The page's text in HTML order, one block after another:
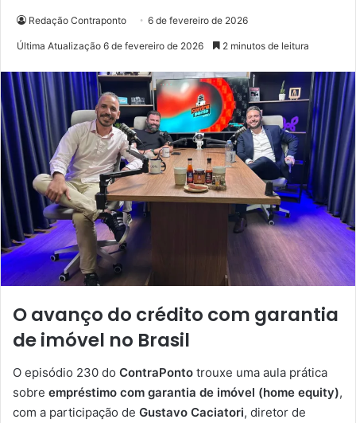
Redação Contraponto 6 de fevereiro de 2026
Última Atualização 6 de fevereiro de 2026 2 minutos de leitura
O avanço do crédito com garantia
de imóvel no Brasil
O episódio 230 do ContraPonto trouxe uma aula prática
sobre empréstimo com garantia de imóvel (home equity),
com a participação de Gustavo Caciatori, diretor de